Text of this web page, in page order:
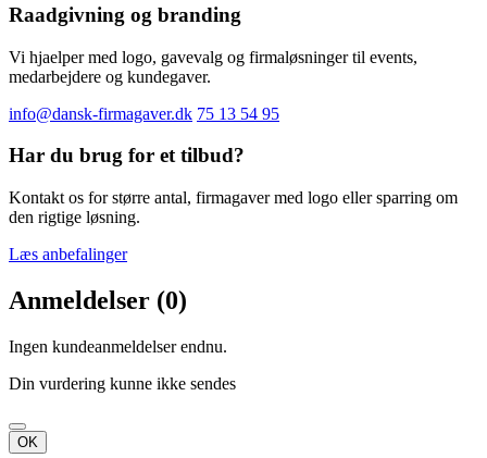
Raadgivning og branding
Vi hjaelper med logo, gavevalg og firmaløsninger til events,
medarbejdere og kundegaver.
info@dansk-firmagaver.dk 75 13 54 95
Har du brug for et tilbud?
Kontakt os for større antal, firmagaver med logo eller sparring om
den rigtige løsning.
Læs anbefalinger
Anmeldelser (0)
Ingen kundeanmeldelser endnu.
Din vurdering kunne ikke sendes
OK